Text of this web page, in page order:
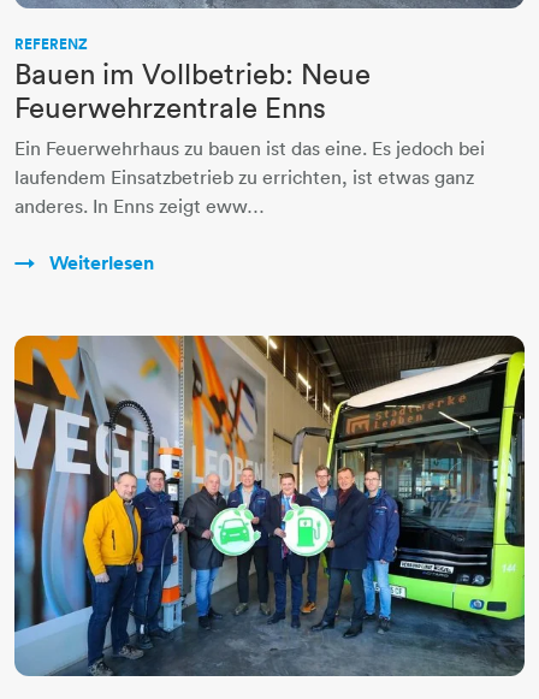
REFERENZ
Bauen im Vollbetrieb: Neue
Feuerwehrzentrale Enns
Ein Feuerwehrhaus zu bauen ist das eine. Es jedoch bei
laufendem Einsatzbetrieb zu errichten, ist etwas ganz
anderes. In Enns zeigt eww…
Weiterlesen